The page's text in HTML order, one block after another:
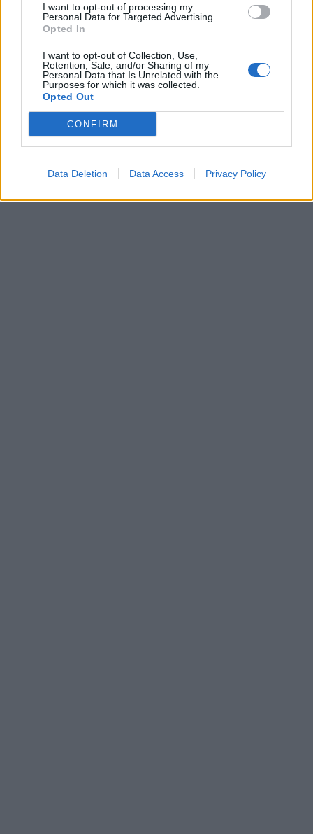
I want to opt-out of processing my
Personal Data for Targeted Advertising.
Opted In
I want to opt-out of Collection, Use,
Retention, Sale, and/or Sharing of my
Personal Data that Is Unrelated with the
Purposes for which it was collected.
Opted Out
CONFIRM
Data Deletion Data Access Privacy Policy